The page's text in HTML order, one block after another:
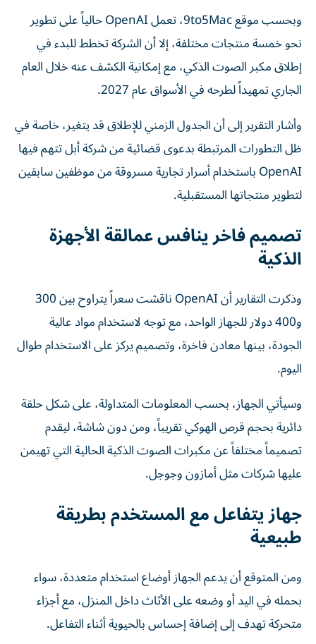
وبحسب موقع 9to5Mac، تعمل OpenAI حالياً على تطوير
نحو خمسة منتجات مختلفة، إلا أن الشركة تخطط للبدء في
إطلاق مكبر الصوت الذكي، مع إمكانية الكشف عنه خلال العام
الجاري تمهيداً لطرحه في الأسواق عام 2027.
وأشار التقرير إلى أن الجدول الزمني للإطلاق قد يتغير، خاصة في
ظل التطورات المرتبطة بدعوى قضائية من شركة أبل تتهم فيها
OpenAI باستخدام أسرار تجارية مسروقة من موظفين سابقين
لتطوير منتجاتها المستقبلية.
تصميم فاخر ينافس عمالقة الأجهزة
الذكية
وذكرت التقارير أن OpenAI ناقشت سعراً يتراوح بين 300
و400 دولار للجهاز الواحد، مع توجه لاستخدام مواد عالية
الجودة، بينها معادن فاخرة، وتصميم يركز على الاستخدام طوال
اليوم.
وسيأتي الجهاز، بحسب المعلومات المتداولة، على شكل حلقة
دائرية بحجم قرص الهوكي تقريباً، ومن دون شاشة، ليقدم
تصميماً مختلفاً عن مكبرات الصوت الذكية الحالية التي تهيمن
عليها شركات مثل أمازون وجوجل.
جهاز يتفاعل مع المستخدم بطريقة
طبيعية
ومن المتوقع أن يدعم الجهاز أوضاع استخدام متعددة، سواء
بحمله في اليد أو وضعه على الأثاث داخل المنزل، مع أجزاء
متحركة تهدف إلى إضافة إحساس بالحيوية أثناء التفاعل.